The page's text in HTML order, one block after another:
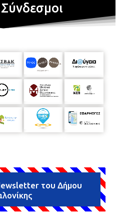
του Δήμου